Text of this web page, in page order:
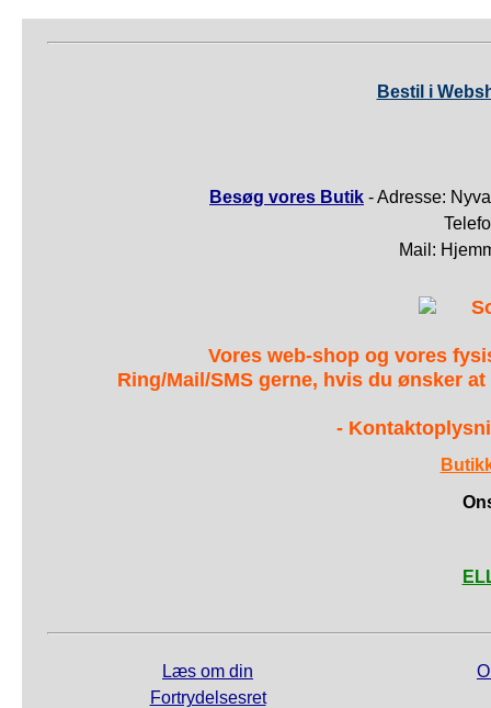
Bestil i
Besøg vores Butik - Adresse:
Mail:
Vores web-shop og vores
Ring/Mail/SMS gerne, hvis du ønsker
-
Læs om din
Fortrydelsesret